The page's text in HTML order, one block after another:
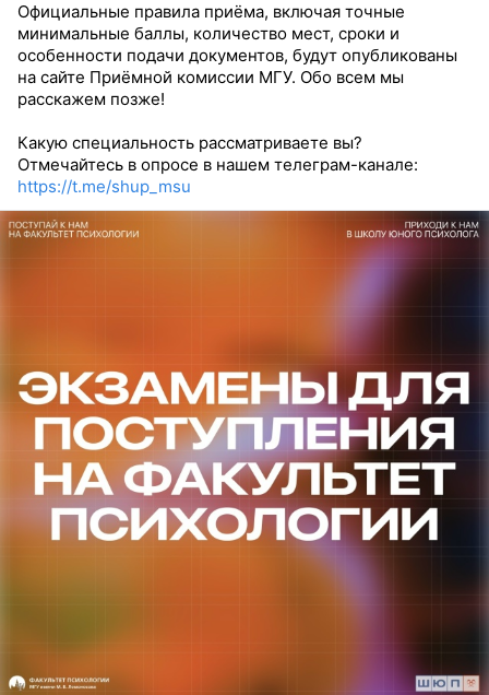
Официальные правила приёма, включая точные
минимальные баллы, количество мест, сроки и
особенности подачи документов, будут опубликованы
на сайте Приёмной комиссии МГУ. Обо всем мы
расскажем позже!
Какую специальность рассматриваете вы?
Отмечайтесь в опросе в нашем телеграм-канале:
https://t.me/shup_msu